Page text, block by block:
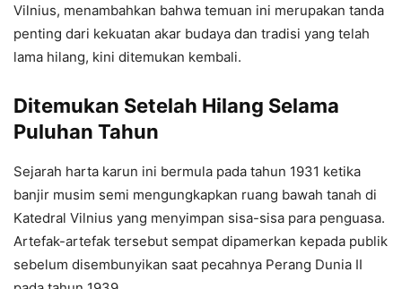
Vilnius, menambahkan bahwa temuan ini merupakan tanda
penting dari kekuatan akar budaya dan tradisi yang telah
lama hilang, kini ditemukan kembali.
Ditemukan Setelah Hilang Selama
Puluhan Tahun
Sejarah harta karun ini bermula pada tahun 1931 ketika
banjir musim semi mengungkapkan ruang bawah tanah di
Katedral Vilnius yang menyimpan sisa-sisa para penguasa.
Artefak-artefak tersebut sempat dipamerkan kepada publik
sebelum disembunyikan saat pecahnya Perang Dunia II